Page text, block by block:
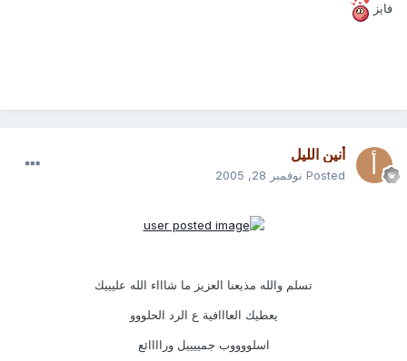
فايز
أنين الليل
Posted نوفمبر 28, 2005
تسلم والله مذيعنا العزيز ما شاااء الله عليييك
يعطيك العااافية ع الرد الحلووو
اسلووووب جمييييل وراااائع